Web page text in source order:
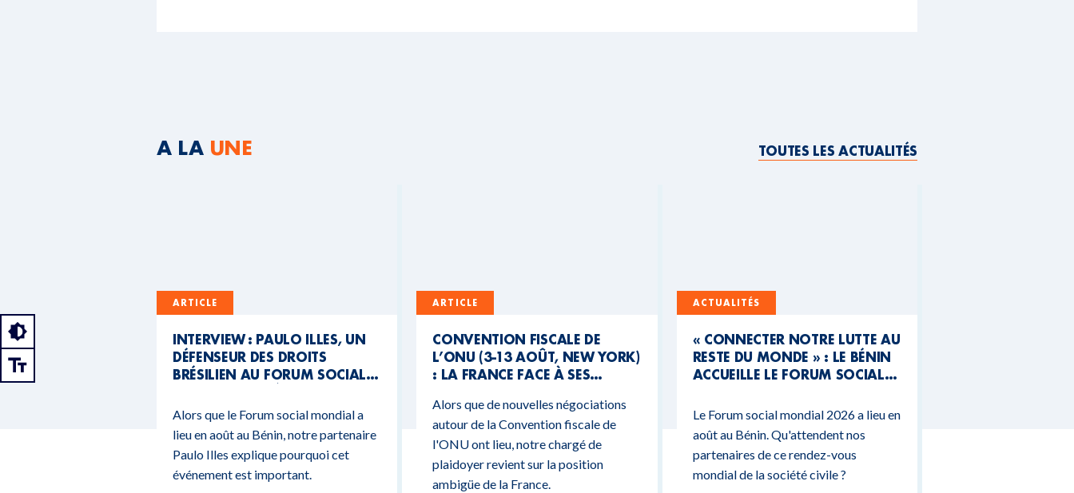
A LA UNE TOUTES LES ACTUALITÉS
ARTICLE
INTERVIEW : PAULO ILLES, UN
DÉFENSEUR DES DROITS
BRÉSILIEN AU FORUM SOCIAL
Alors que le Forum social mondial a
lieu en août au Bénin, notre partenaire
Paulo Illes explique pourquoi cet
événement est important.
ARTICLE
CONVENTION FISCALE DE
L’ONU (3-13 AOÛT, NEW YORK)
: LA FRANCE FACE À SES
BUDGÉTAIRES
Alors que de nouvelles négociations
autour de la Convention fiscale de
l'ONU ont lieu, notre chargé de
plaidoyer revient sur la position
ambigüe de la France.
ACTUALITÉS
« CONNECTER NOTRE LUTTE AU
RESTE DU MONDE » : LE BÉNIN
ACCUEILLE LE FORUM SOCIAL
Le Forum social mondial 2026 a lieu en
août au Bénin. Qu'attendent nos
partenaires de ce rendez-vous
mondial de la société civile ?